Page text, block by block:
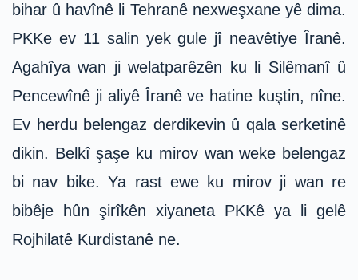
bihar û havînê li Tehranê nexweşxane yê dima.
PKKe ev 11 salin yek gule jî neavêtiye Îranê.
Agahîya wan ji welatparêzên ku li Silêmanî û
Pencewînê ji aliyê Îranê ve hatine kuştin, nîne.
Ev herdu belengaz derdikevin û qala serketinê
dikin. Belkî şaşe ku mirov wan weke belengaz
bi nav bike. Ya rast ewe ku mirov ji wan re
bibêje hûn şirîkên xiyaneta PKKê ya li gelê
Rojhilatê Kurdistanê ne.